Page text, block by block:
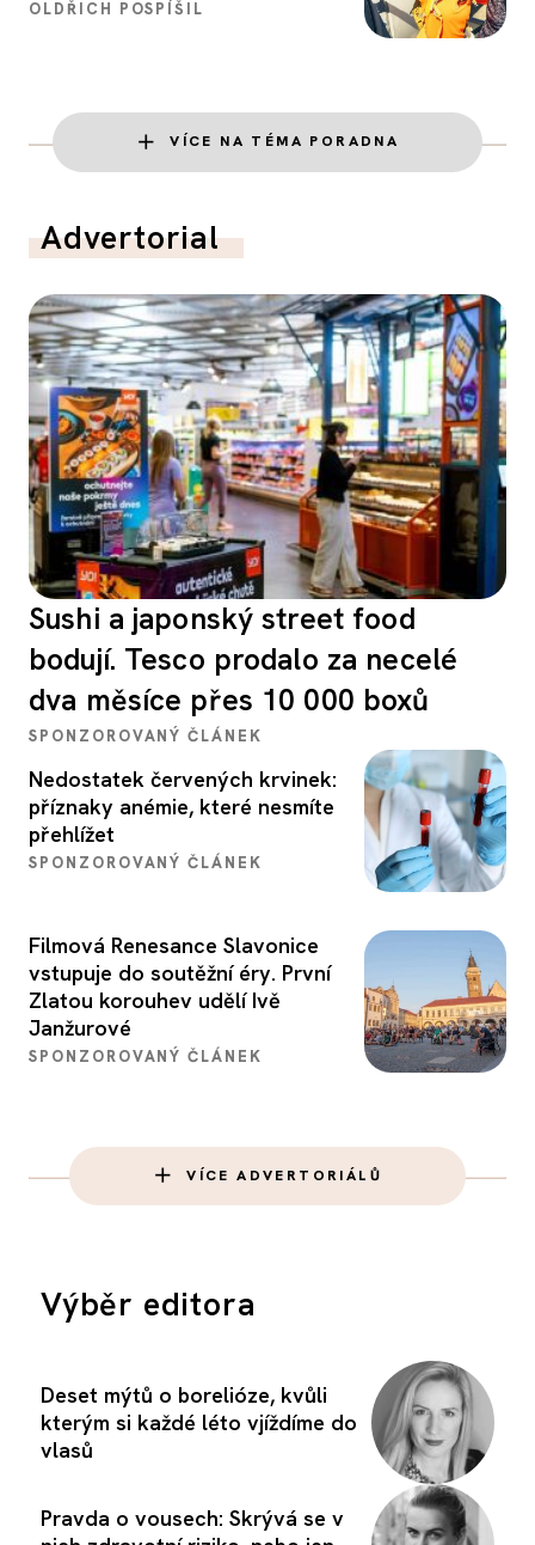
OLDŘICH POSPÍŠIL
VÍCE NA TÉMA PORADNA
Advertorial
Sushi a japonský street food
bodují. Tesco prodalo za necelé
dva měsíce přes 10 000 boxů
SPONZOROVANÝ ČLÁNEK
Nedostatek červených krvinek:
příznaky anémie, které nesmíte
přehlížet
SPONZOROVANÝ ČLÁNEK
Filmová Renesance Slavonice
vstupuje do soutěžní éry. První
Zlatou korouhev udělí Ivě
Janžurové
SPONZOROVANÝ ČLÁNEK
VÍCE ADVERTORIÁLŮ
Výběr editora
Deset mýtů o borelióze, kvůli
kterým si každé léto vjíždíme do
vlasů
Pravda o vousech: Skrývá se v